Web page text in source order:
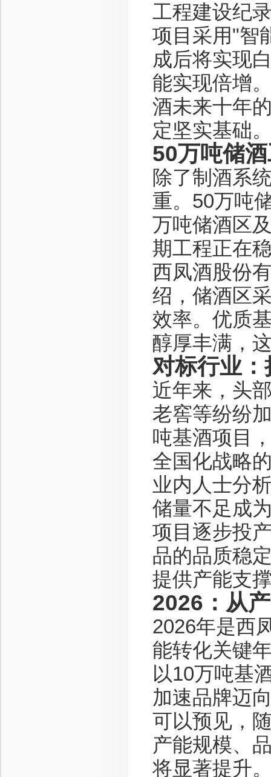
工程建设纪
项目采用"智
成后将实现
能实现倍增
酒未来十年
定坚实基础
50万吨储
除了制酒系
重。50万吨
万吨储酒区
期工程正在
西凤酒股份
绍，储酒区
效率。优质
醇厚丰满，
对标行业
近年来，头
老窖等纷纷
吨基酒项目
全国化战略
业内人士分
储量不足成
项目逐步投
品的品质稳
提供产能支
2026：从
2026年是西
能转化关键
以10万吨基
加速品牌迈
可以预见，
产能规模、
将显著提升